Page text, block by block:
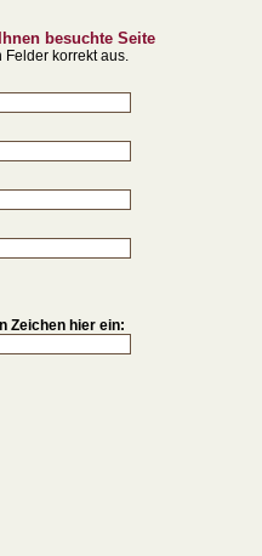
besuchte Seite
Felder korrekt aus.
Zeichen hier ein: